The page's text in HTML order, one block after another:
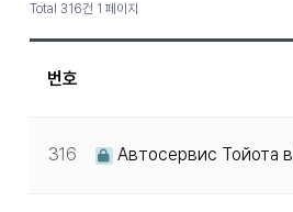
Total 316건 1 페이지
번호
316 Автосервис Тойота в